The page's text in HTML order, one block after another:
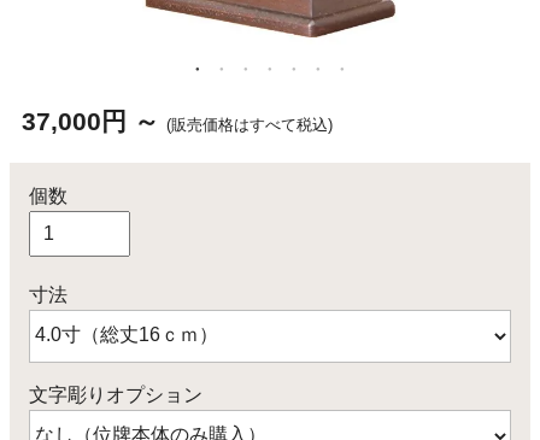
37,000円 ～ (販売価格はすべて税込)
個数
寸法
文字彫りオプション